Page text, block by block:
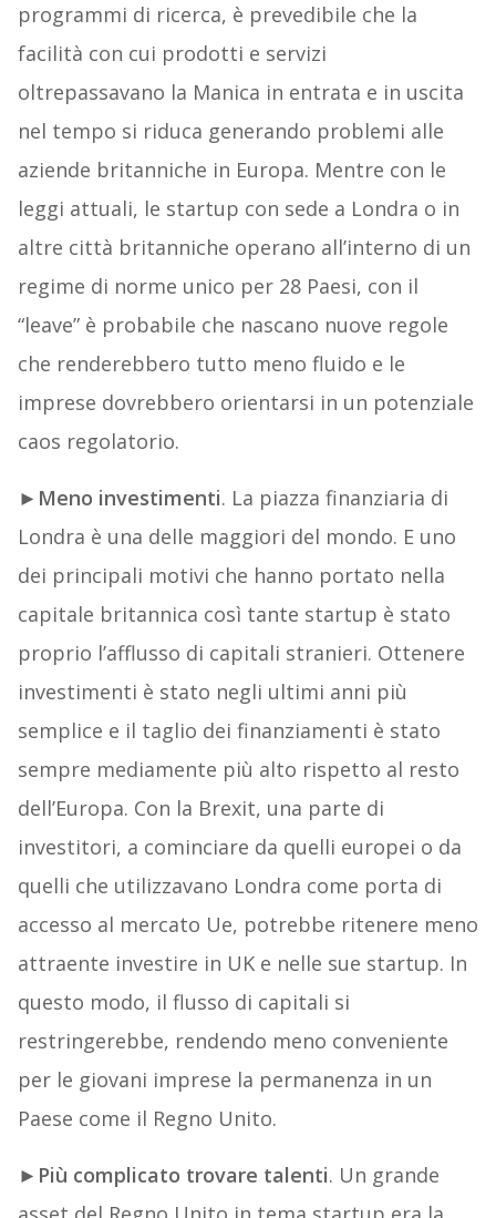
programmi di ricerca, è prevedibile che la
facilità con cui prodotti e servizi
oltrepassavano la Manica in entrata e in uscita
nel tempo si riduca generando problemi alle
aziende britanniche in Europa. Mentre con le
leggi attuali, le startup con sede a Londra o in
altre città britanniche operano all’interno di un
regime di norme unico per 28 Paesi, con il
“leave” è probabile che nascano nuove regole
che renderebbero tutto meno fluido e le
imprese dovrebbero orientarsi in un potenziale
caos regolatorio.
► Meno investimenti. La piazza finanziaria di
Londra è una delle maggiori del mondo. E uno
dei principali motivi che hanno portato nella
capitale britannica così tante startup è stato
proprio l’afflusso di capitali stranieri. Ottenere
investimenti è stato negli ultimi anni più
semplice e il taglio dei finanziamenti è stato
sempre mediamente più alto rispetto al resto
dell’Europa. Con la Brexit, una parte di
investitori, a cominciare da quelli europei o da
quelli che utilizzavano Londra come porta di
accesso al mercato Ue, potrebbe ritenere meno
attraente investire in UK e nelle sue startup. In
questo modo, il flusso di capitali si
restringerebbe, rendendo meno conveniente
per le giovani imprese la permanenza in un
Paese come il Regno Unito.
► Più complicato trovare talenti. Un grande